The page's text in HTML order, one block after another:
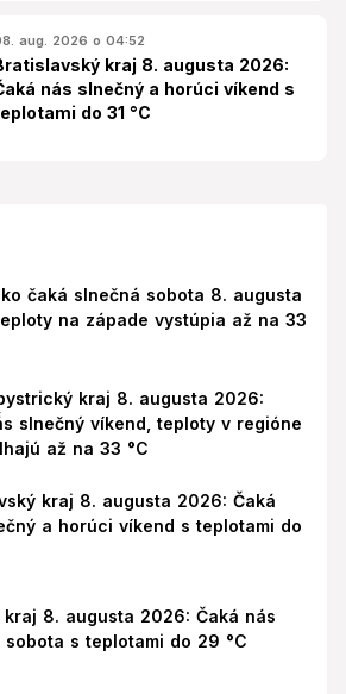
aug. 2026 o 04:52
kraj 8. augusta 2026:
nás slnečný a horúci víkend s
do 31 °C
čaká slnečná sobota 8. augusta
na západe vystúpia až na 33
kraj 8. augusta 2026:
slnečný víkend, teploty v regióne
až na 33 °C
kraj 8. augusta 2026: Čaká
a horúci víkend s teplotami do
kraj 8. augusta 2026: Čaká nás
sobota s teplotami do 29 °C